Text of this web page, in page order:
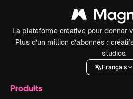
La plateforme créative pour donner
Plus d’un million d’abonnés :
studios.
Français
Produits